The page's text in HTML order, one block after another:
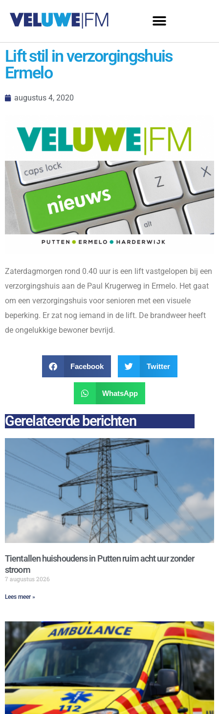
Lift stil in verzorgingshuis
Ermelo
augustus 4, 2020
Zaterdagmorgen rond 0.40 uur is een lift vastgelopen bij een
verzorgingshuis aan de Paul Krugerweg in Ermelo. Het gaat
om een verzorgingshuis voor senioren met een visuele
beperking. Er zat nog iemand in de lift. De brandweer heeft
de ongelukkige bewoner bevrijd.
Facebook Twitter
WhatsApp
Gerelateerde berichten
Tientallen huishoudens in Putten ruim acht uur zonder
stroom
7 augustus 2026
Lees meer »